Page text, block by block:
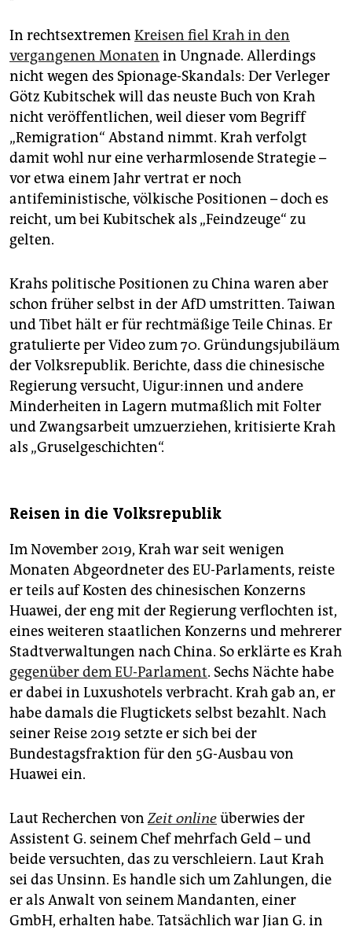
In rechtsextremen Kreisen fiel Krah in den
vergangenen Monaten in Ungnade. Allerdings
nicht wegen des Spionage-Skandals: Der Verleger
Götz Kubitschek will das neuste Buch von Krah
nicht veröffentlichen, weil dieser vom Begriff
„Remigration“ Abstand nimmt. Krah verfolgt
damit wohl nur eine verharmlosende Strategie –
vor etwa einem Jahr vertrat er noch
antifeministische, völkische Positionen – doch es
reicht, um bei Kubitschek als „Feindzeuge“ zu
gelten.
Krahs politische Positionen zu China waren aber
schon früher selbst in der AfD umstritten. Taiwan
und Tibet hält er für rechtmäßige Teile Chinas. Er
gratulierte per Video zum 70. Gründungsjubiläum
der Volksrepublik. Berichte, dass die chinesische
Regierung versucht, Ui­gu­r:in­nen und andere
Minderheiten in Lagern mutmaßlich mit Folter
und Zwangsarbeit umzuerziehen, kritisierte Krah
als „Gruselgeschichten“.
Reisen in die Volksrepublik
Im November 2019, Krah war seit wenigen
Monaten Abgeordneter des EU-Parlaments, reiste
er teils auf Kosten des chinesischen Konzerns
Huawei, der eng mit der Regierung verflochten ist,
eines weiteren staatlichen Konzerns und mehrerer
Stadtverwaltungen nach China. So erklärte es Krah
gegenüber dem EU-Parlament. Sechs Nächte habe
er dabei in Luxushotels verbracht. Krah gab an, er
habe damals die Flugtickets selbst bezahlt. Nach
seiner Reise 2019 setzte er sich bei der
Bundestagsfraktion für den 5G-Ausbau von
Huawei ein.
Laut Recherchen vonZeit onlineüberwies der
Assistent G. seinem Chef mehrfach Geld – und
beide versuchten, das zu verschleiern. Laut Krah
sei das Unsinn. Es handle sich um Zahlungen, die
er als Anwalt von seinem Mandanten, einer
GmbH, erhalten habe. Tatsächlich war Jian G. in